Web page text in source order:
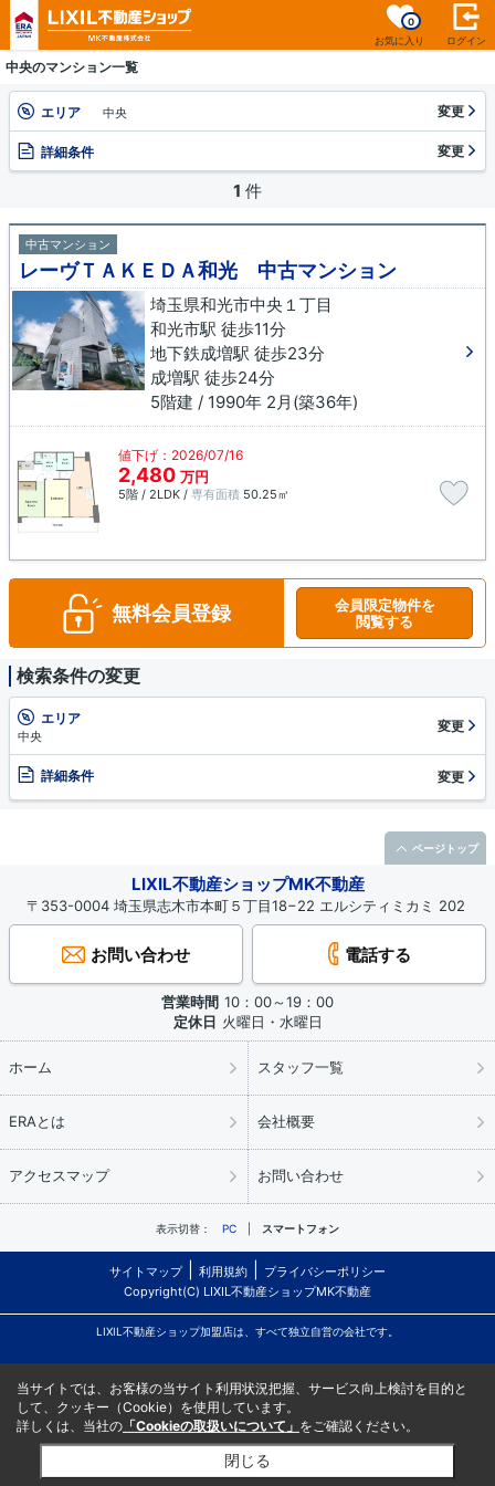
お気に入り
0
ログイン
中央のマンション一覧
エリア 中央 変更
詳細条件 変更
1 件
中古マンション
レーヴＴＡＫＥＤＡ和光 中古マンション
埼玉県和光市中央１丁目
和光市駅 徒歩11分
地下鉄成増駅 徒歩23分
成増駅 徒歩24分
5階建 / 1990年 2月(築36年)
値下げ：2026/07/16
2,480 万円
5階 / 2LDK / 専有面積 50.25㎡
無料会員登録
会員限定物件を
閲覧する
検索条件の変更
エリア
中央
変更
詳細条件 変更
LIXIL不動産ショップMK不動産
〒353-0004 埼玉県志木市本町５丁目18−22 エルシティミカミ 202
お問い合わせ 電話する
営業時間 10：00～19：00
定休日 火曜日・水曜日
ホーム スタッフ一覧
ERAとは 会社概要
アクセスマップ お問い合わせ
表示切替： PC スマートフォン
サイトマップ 利用規約
プライバシーポリシー
Copyright(C) LIXIL不動産ショップMK不動産
LIXIL不動産ショップ加盟店は、すべて独立自営の会社です。
ページトップ
当サイトでは、お客様の当サイト利用状況把握、サービス向上検討を目的と
して、クッキー（Cookie）を使用しています。
詳しくは、当社の 「Cookieの取扱いについて」 をご確認ください。
閉じる